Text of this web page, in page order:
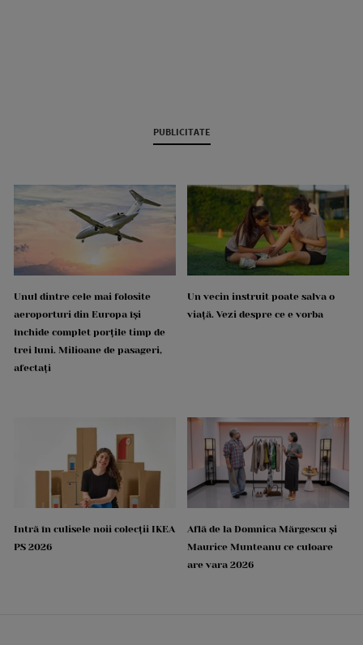
PUBLICITATE
Unul dintre cele mai folosite
aeroporturi din Europa își
închide complet porțile timp de
trei luni. Milioane de pasageri,
afectați
Un vecin instruit poate salva o
viață. Vezi despre ce e vorba
Intră în culisele noii colecții IKEA
PS 2026
Află de la Domnica Mărgescu și
Maurice Munteanu ce culoare
are vara 2026